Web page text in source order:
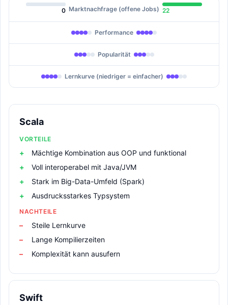
0 Marktnachfrage (offene Jobs) 22
Performance
Popularität
Lernkurve (niedriger = einfacher)
Scala
VORTEILE
Mächtige Kombination aus OOP und funktional
Voll interoperabel mit Java/JVM
Stark im Big-Data-Umfeld (Spark)
Ausdrucksstarkes Typsystem
NACHTEILE
Steile Lernkurve
Lange Kompilierzeiten
Komplexität kann ausufern
Swift